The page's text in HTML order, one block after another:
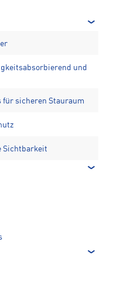
und
für sicheren Stauraum
Sichtbarkeit